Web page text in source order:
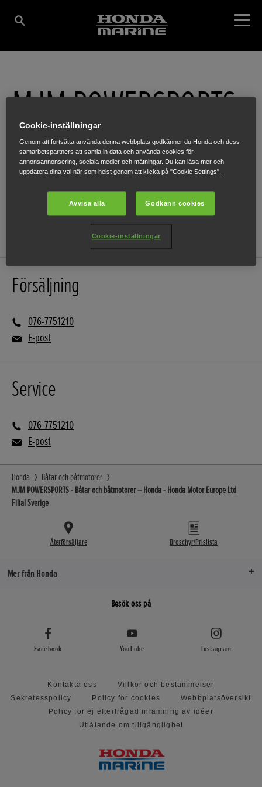
MJM POWERSPORTS
METALLVÄGEN 12,GÄLLIVARE,98238
HÄR FÅR DU MER INFORMATION
Försäljning
076-7751210
E-post
Service
076-7751210
E-post
Honda
Båtar och båtmotorer
MJM POWERSPORTS - Båtar och båtmotorer – Honda - Honda Motor Europe Ltd
Filial Sverige
Återförsäljare Broschyr/Prislista
Mer från Honda
Besök oss på
Facebook YouTube Instagram
Kontakta oss
Villkor och bestämmelser
Sekretesspolicy
Policy för cookies
Webbplatsöversikt
Policy för ej efterfrågad inlämning av idéer
Utlåtande om tillgänglighet
Cookie-inställningar
Genom att fortsätta använda denna webbplats godkänner du Honda och dess
samarbetspartners att samla in data och använda cookies för
annonsannonsering, sociala medier och mätningar. Du kan läsa mer och
uppdatera dina val när som helst genom att klicka på "Cookie Settings".
Avvisa alla Godkänn cookies
Cookie-inställningar